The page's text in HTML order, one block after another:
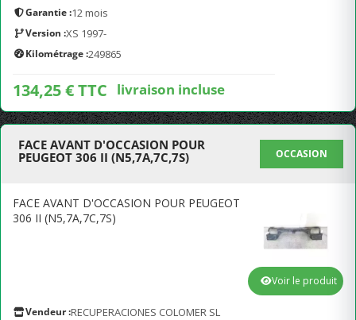
Garantie :12 mois
Version :XS 1997-
Kilométrage :249865
134,25 € TTC livraison incluse
FACE AVANT D'OCCASION POUR
PEUGEOT 306 II (N5,7A,7C,7S)
OCCASION
FACE AVANT D'OCCASION POUR PEUGEOT
306 II (N5,7A,7C,7S)
Vendeur :RECUPERACIONES COLOMER SL
Voir le produit